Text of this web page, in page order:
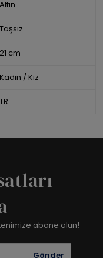
Altın
Taşsız
21 cm
Kadın / Kız
TR
abone olun!
Gönder